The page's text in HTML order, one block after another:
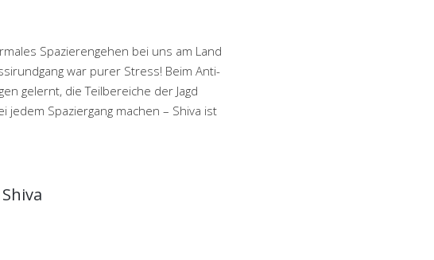
Spazierengehen bei uns am Land
war purer Stress! Beim Anti-
gelernt, die Teilbereiche der Jagd
jedem Spaziergang machen – Shiva ist